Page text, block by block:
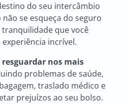
do seu intercâmbio
se esqueça do seguro
que você
incrível.
resguardar nos mais
problemas de saúde,
traslado médico e
prejuízos ao seu bolso.